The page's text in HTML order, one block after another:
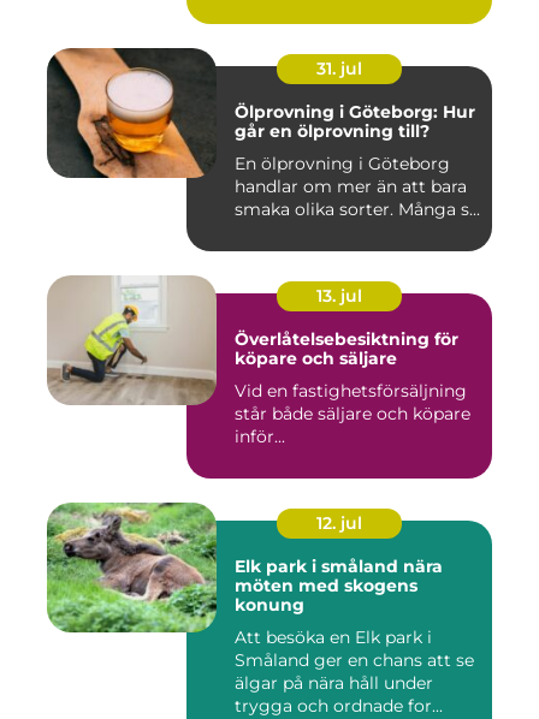
31. jul
Ölprovning i Göteborg: Hur
går en ölprovning till?
En ölprovning i Göteborg
handlar om mer än att bara
smaka olika sorter. Många s...
13. jul
Överlåtelsebesiktning för
köpare och säljare
Vid en fastighetsförsäljning
står både säljare och köpare
inför...
12. jul
Elk park i småland nära
möten med skogens
konung
Att besöka en Elk park i
Småland ger en chans att se
älgar på nära håll under
trygga och ordnade for...